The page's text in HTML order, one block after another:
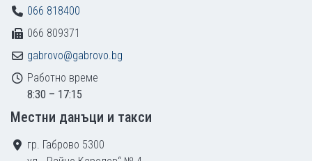
066 818400
066 809371
gabrovo@gabrovo.bg
Работно време
8:30 – 17:15
Местни данъци и такси
гр. Габрово 5300